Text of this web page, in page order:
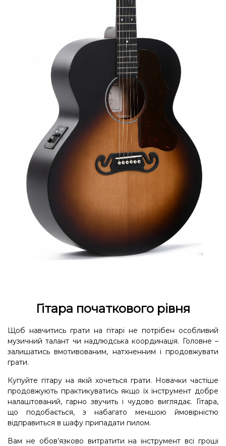
Гітара початкового рівня
Щоб навчитись грати на гітарі не потрібен особливий
музичний талант чи надлюдська координація. Головне –
залишатись вмотивованим, натхненним і продовжувати
грати.
Купуйте гітару на якій хочеться грати. Новачки частіше
продовжують практикуватись якщо їх інструмент добре
налаштований, гарно звучить і чудово виглядає. Гітара,
що подобається, з набагато меншою ймовірністю
відправиться в шафу припадати пилом.
Вам не обов’язково витратити на інструмент всі гроші